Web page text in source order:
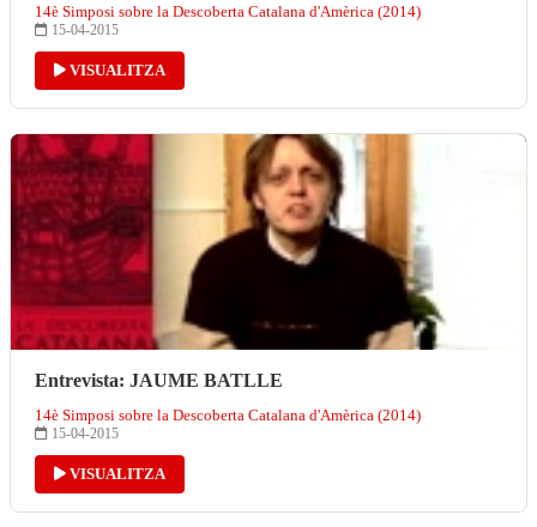
14è Simposi sobre la Descoberta Catalana d'Amèrica (2014)
15-04-2015
VISUALITZA
Entrevista: JAUME BATLLE
14è Simposi sobre la Descoberta Catalana d'Amèrica (2014)
15-04-2015
VISUALITZA